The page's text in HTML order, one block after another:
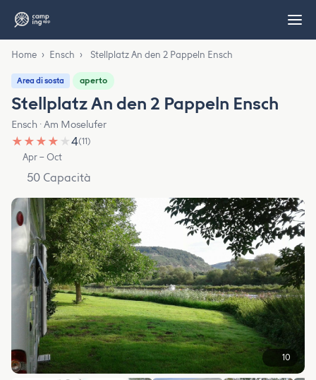
Home › Ensch › Stellplatz An den 2 Pappeln Ensch
Area di sosta aperto
Stellplatz An den 2 Pappeln Ensch
Ensch · Am Moselufer
★ ★ ★ ★ ★4(11)
Apr – Oct
50 Capacità
10